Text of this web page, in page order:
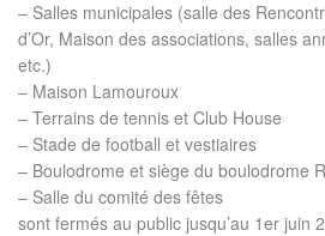
– Salles municipales (salle des
d’Or, Maison des associations, salles
etc.)
– Maison Lamouroux
– Terrains de tennis et Club House
– Stade de football et vestiaires
– Boulodrome et siège du boulodrome
– Salle du comité des fêtes
sont fermés au public jusqu’au 1er juin